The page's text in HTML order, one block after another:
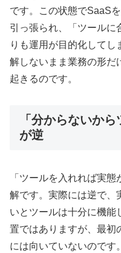
です。この状態でSaaS
引っ張られ、「ツールに
りも運用が目的化して
解しないまま業務の形だ
起きるのです。
「分からないか
が逆
「ツールを入れれば実
解です。実際には逆で、
いとツールは十分に機能
置ではありますが、最初
には向いていないのです。